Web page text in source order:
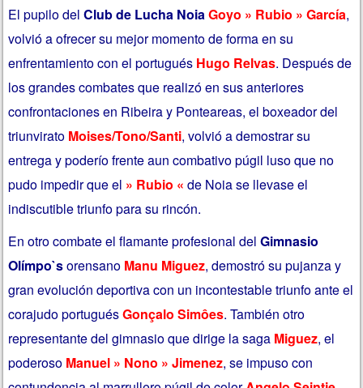
El pupilo delClub de Lucha NoiaGoyo » Rubio » García,
volvió a ofrecer su mejor momento de forma en su
enfrentamiento con el portugués Hugo Relvas. Después de
los grandes combates que realizó en sus anteriores
confrontaciones en Ribeira y Ponteareas, el boxeador del
triunvirato Moises/Tono/Santi, volvió a demostrar su
entrega y poderío frente aun combativo púgil luso que no
pudo impedir que el » Rubio « de Noia se llevase el
indiscutible triunfo para su rincón.
En otro combate el flamante profesional delGimnasio
Olímpo`sorensano Manu Miguez, demostró su pujanza y
gran evolución deportiva con un incontestable triunfo ante el
corajudo portuguésGonçalo Simôes. También otro
representante del gimnasio que dirige la saga Miguez, el
poderoso Manuel » Nono » Jimenez, se impuso con